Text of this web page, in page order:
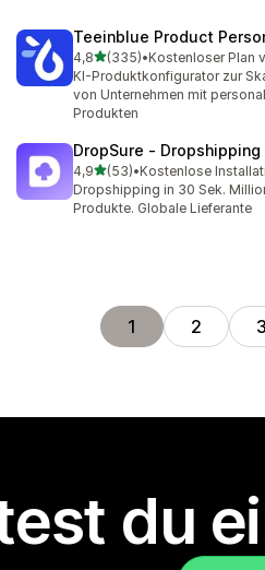
Teeinblue Product
4,8von 5 Sternen
(335)
335 Rezensionen insgesamt
•Kostenloser Plan
KI-Produktkonfigurator zur
von Unternehmen mit
Produkten
DropSure ‑ Dropshipping
4,9von 5 Sternen
(53)
53 Rezensionen insgesamt
•Kostenlose
Dropshipping in 30 Sek.
Produkte. Globale Lieferante
1 2 3
du